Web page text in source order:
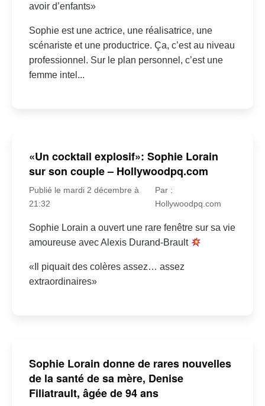
avoir d’enfants»
Sophie est une actrice, une réalisatrice, une
scénariste et une productrice. Ça, c’est au niveau
professionnel. Sur le plan personnel, c’est une
femme intel...
«Un cocktail explosif»: Sophie Lorain
sur son couple – Hollywoodpq.com
Publié le mardi 2 décembre à
21:32
Par :
Hollywoodpq.com
Sophie Lorain a ouvert une rare fenêtre sur sa vie
amoureuse avec Alexis Durand-Brault
«Il piquait des colères assez… assez
extraordinaires»
Sophie Lorain donne de rares nouvelles
de la santé de sa mère, Denise
Filiatrault, âgée de 94 ans